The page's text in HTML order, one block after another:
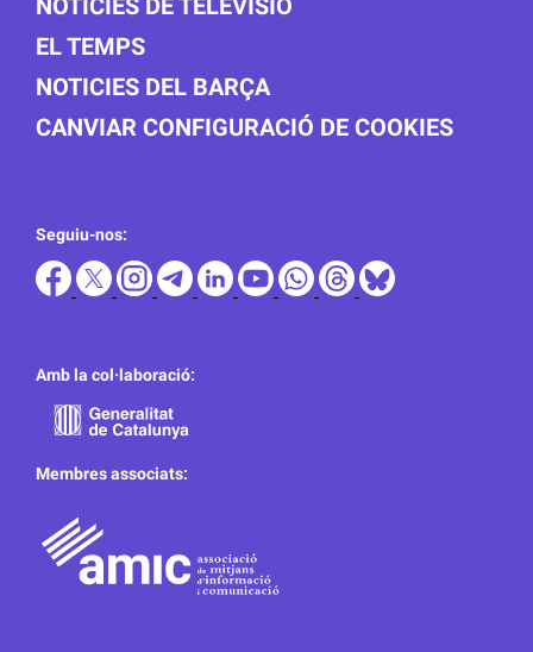
NOTICIES DE TELEVISIÓ
EL TEMPS
NOTICIES DEL BARÇA
CANVIAR CONFIGURACIÓ DE COOKIES
Seguiu-nos:
Amb la col·laboració:
Membres associats: